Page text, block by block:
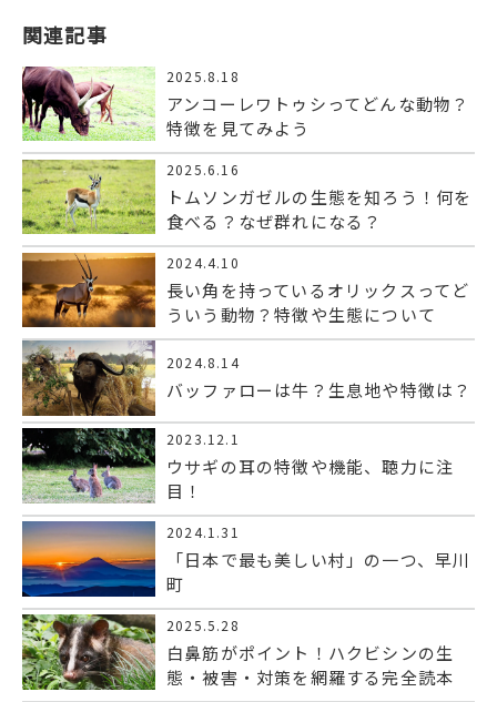
関連記事
2025.8.18
アンコーレワトゥシってどんな動物？
特徴を見てみよう
2025.6.16
トムソンガゼルの生態を知ろう！何を
食べる？なぜ群れになる？
2024.4.10
長い角を持っているオリックスってど
ういう動物？特徴や生態について
2024.8.14
バッファローは牛？生息地や特徴は？
2023.12.1
ウサギの耳の特徴や機能、聴力に注
目！
2024.1.31
「日本で最も美しい村」の一つ、早川
町
2025.5.28
白鼻筋がポイント！ハクビシンの生
態・被害・対策を網羅する完全読本